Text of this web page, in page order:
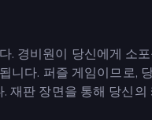
. 경비원이 당신에게 소
니다. 퍼즐 게임이므로,
재판 장면을 통해 당신의